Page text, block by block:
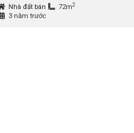
Nhà đất bán 72m2
3 năm trước